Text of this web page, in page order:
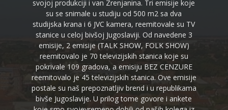
svojoj produkciji i van Zrenjanina. Tri emisije koje
su se snimale u studiju od 500 m2 sa dva
studijska krana i 6 JVC kamera, reemitovale su TV
stanice u celoj bivšoj Jugoslaviji. Od navedene 3
emisije, 2 emisije (TALK SHOW, FOLK SHOW)
reemitovalo je 70 televizijskih stanica koje su
pokrivale 109 gradova, a emisiju BEZ CENZURE
reemitovalo je 45 televizijskih stanica. Ove emisije
postale su naš prepoznatljiv brend i u republikama
bivše Jugoslavije. U prilog tome govore i ankete